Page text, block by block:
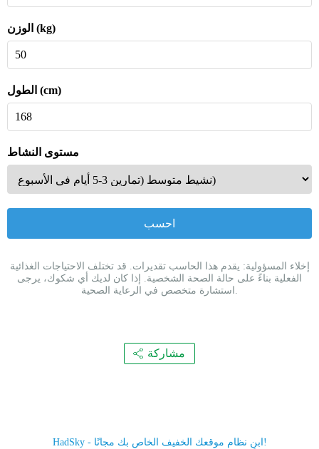
الوزن (kg)
الطول (cm)
مستوى النشاط
احسب
إخلاء المسؤولية: يقدم هذا الحاسب تقديرات. قد تختلف الاحتياجات الغذائية
الفعلية بناءً على حالة الصحة الشخصية. إذا كان لديك أي شكوك، يرجى
استشارة متخصص في الرعاية الصحية.
مشاركة
HadSky - ابنِ نظام موقعك الخفيف الخاص بك مجانًا!